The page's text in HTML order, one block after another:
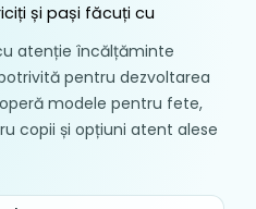
și pași făcuți cu
atenție încălțăminte
pentru dezvoltarea
modele pentru fete,
copii și opțiuni atent alese